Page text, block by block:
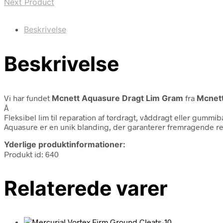
Beskrivelse
Beskrivelse
Vi har fundet Mcnett Aquasure Dragt Lim Gram fra
Â
Fleksibel lim til reparation af tørdragt, våddragt eller
Aquasure er en unik blanding, der garanterer fremragende
Yderlige produktinformationer:
Produkt id: 640
Relaterede varer